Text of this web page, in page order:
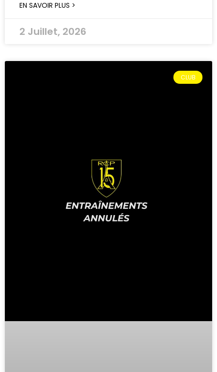
EN SAVOIR PLUS >
2 Juillet, 2026
CLUB